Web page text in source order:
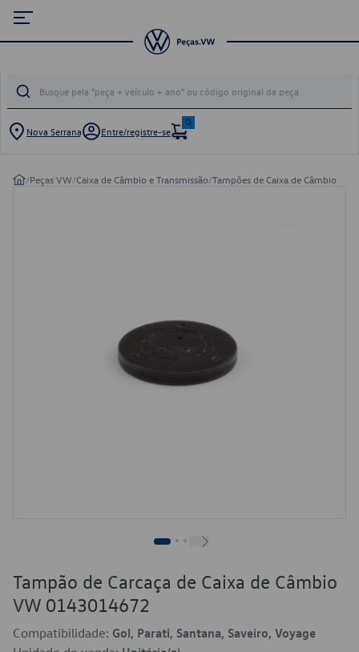
Nova Serrana Entre/registre-se
0
/Peças VW/Caixa de Câmbio e Transmissão/Tampões de Caixa de Câmbio
Tampão de Carcaça de Caixa de Câmbio
VW 0143014672
Compatibilidade: Gol, Parati, Santana, Saveiro, Voyage